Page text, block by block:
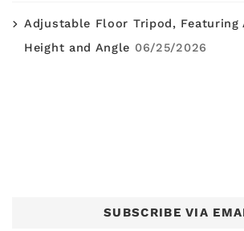
Adjustable Floor Tripod, Featuring
Height and Angle 06/25/2026
SUBSCRIBE VIA